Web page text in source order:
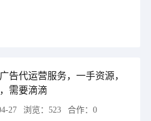
告代运营服务，一手资源，
需要滴滴
27 浏览： 523 合作： 0